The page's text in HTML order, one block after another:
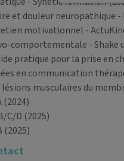
et douleur neuropathique
motivationnel -
comportementale - Shake
pratique pour la prise en
en communication
musculaires du
(2024)
C/D (2025)
(2025)